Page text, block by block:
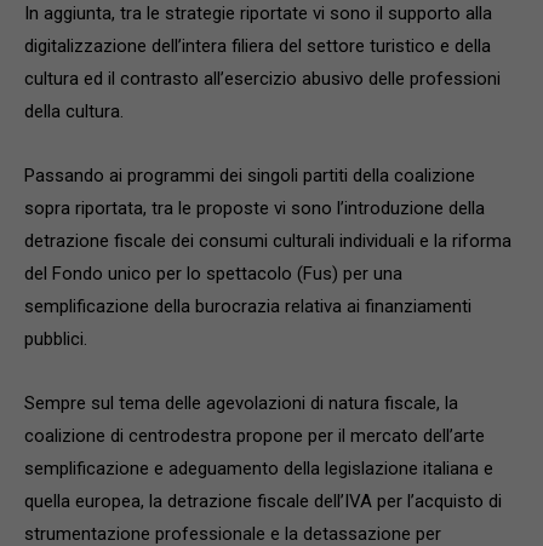
In aggiunta, tra le strategie riportate vi sono il supporto alla
digitalizzazione dell’intera filiera del settore turistico e della
cultura ed il contrasto all’esercizio abusivo delle professioni
della cultura.
Passando ai programmi dei singoli partiti della coalizione
sopra riportata, tra le proposte vi sono l’introduzione della
detrazione fiscale dei consumi culturali individuali e la riforma
del Fondo unico per lo spettacolo (Fus) per una
semplificazione della burocrazia relativa ai finanziamenti
pubblici.
Sempre sul tema delle agevolazioni di natura fiscale, la
coalizione di centrodestra propone per il mercato dell’arte
semplificazione e adeguamento della legislazione italiana e
quella europea, la detrazione fiscale dell’IVA per l’acquisto di
strumentazione professionale e la detassazione per